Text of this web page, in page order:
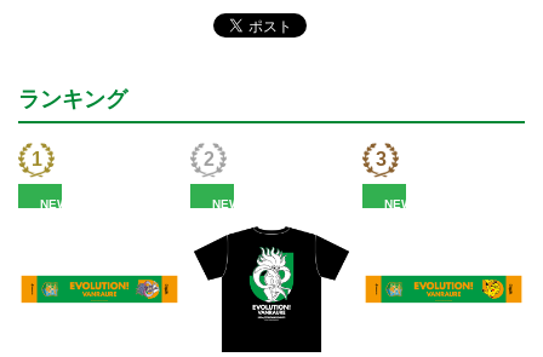
ランキング
NEW NEW NEW